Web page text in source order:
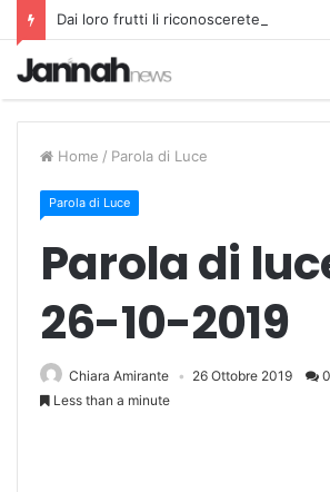
Dai loro frutti li riconoscerete
Home / Parola di Luce
Parola di Luce
Parola di
26-10-2019
Chiara Amirante 26 Ottobre 2019 0
Less than a minute